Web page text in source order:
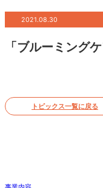
2021.08.30
「ブルーミング
トピックス一覧に戻る